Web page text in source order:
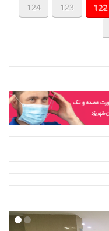
122
123
124